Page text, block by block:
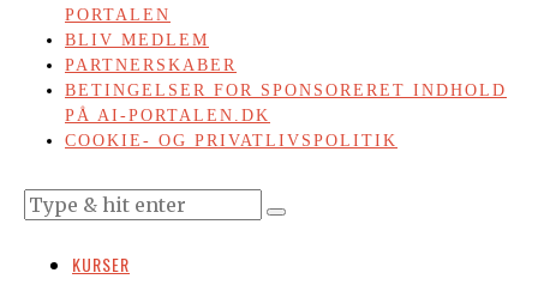
PORTALEN
BLIV MEDLEM
PARTNERSKABER
BETINGELSER FOR SPONSORERET INDHOLD
PÅ AI-PORTALEN.DK
COOKIE- OG PRIVATLIVSPOLITIK
KURSER